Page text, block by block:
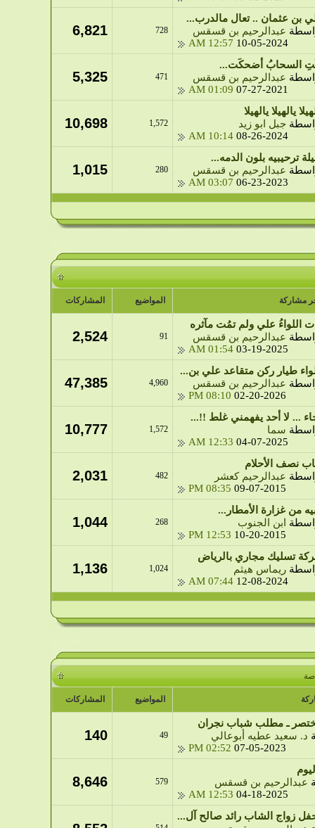
بن عثمان .. تعال مالدرب...
عبدالرحيم بن قسقس
10-05-2024
12:57 AM
728
6,821
السحابُ أضحكَت...
عبدالرحيم بن قسقس
07-27-2021
01:09 AM
471
5,325
يالهيلا يالهيلا
جبل ابو زيد
08-26-2024
10:14 AM
1,572
10,698
ترحيبيه بلون الدمه...
عبدالرحيم بن قسقس
06-23-2023
03:07 AM
280
1,015
مشاركة المواضيع المشاركات
اللواءُ علي ولم تمُت مآثره
عبدالرحيم بن قسقس
03-19-2025
01:54 AM
91
2,524
طيار ركن متقاعد علي بن...
عبدالرحيم بن قسقس
02-20-2026
08:10 PM
4,960
47,385
... لا أحد يفهمني غلط !!...
سما
04-07-2025
12:33 AM
1,572
10,777
نصف الأحلام
عبدالرحيم كعشر
09-07-2015
08:35 PM
482
2,031
من غزارة الأمطار...
ابن الجنوب
10-20-2015
12:53 PM
268
1,044
تسليك مجاري بالرياض
ريماس هيثم
12-08-2024
07:44 AM
1,024
1,136
المواضيع المشاركات
ـ مطلب شباب نجران
د. سعيد عطيه أبوعالي
07-05-2023
02:52 PM
49
140
عبدالرحيم بن قسقس
04-18-2025
12:53 AM
579
8,646
زواج الشاب رائد صالح آل...